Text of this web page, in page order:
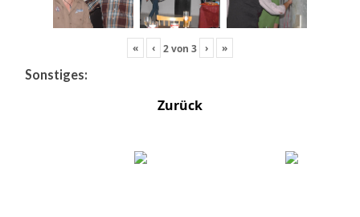
« ‹ 2von 3 › »
Sonstiges:
Zurück